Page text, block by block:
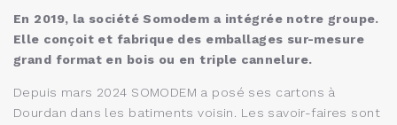
En 2019, la société Somodem a intégrée notre groupe.
Elle conçoit et fabrique des emballages sur-mesure
grand format en bois ou en triple cannelure.
Depuis mars 2024 SOMODEM a posé ses cartons à
Dourdan dans les batiments voisin. Les savoir-faires sont